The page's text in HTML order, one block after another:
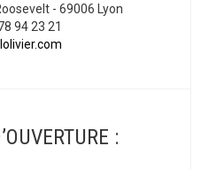
- 69006 Lyon
94 23 21
: